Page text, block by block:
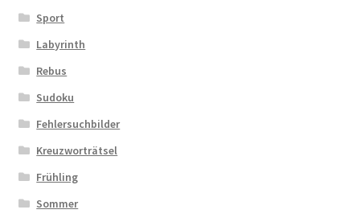
Sport
Labyrinth
Rebus
Sudoku
Fehlersuchbilder
Kreuzworträtsel
Frühling
Sommer